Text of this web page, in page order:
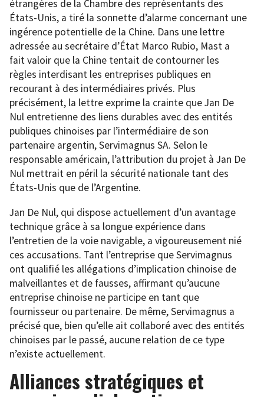
étrangères de la Chambre des représentants des
États-Unis, a tiré la sonnette d’alarme concernant une
ingérence potentielle de la Chine. Dans une lettre
adressée au secrétaire d’État Marco Rubio, Mast a
fait valoir que la Chine tentait de contourner les
règles interdisant les entreprises publiques en
recourant à des intermédiaires privés. Plus
précisément, la lettre exprime la crainte que Jan De
Nul entretienne des liens durables avec des entités
publiques chinoises par l’intermédiaire de son
partenaire argentin, Servimagnus SA. Selon le
responsable américain, l’attribution du projet à Jan De
Nul mettrait en péril la sécurité nationale tant des
États-Unis que de l’Argentine.
Jan De Nul, qui dispose actuellement d’un avantage
technique grâce à sa longue expérience dans
l’entretien de la voie navigable, a vigoureusement nié
ces accusations. Tant l’entreprise que Servimagnus
ont qualifié les allégations d’implication chinoise de
malveillantes et de fausses, affirmant qu’aucune
entreprise chinoise ne participe en tant que
fournisseur ou partenaire. De même, Servimagnus a
précisé que, bien qu’elle ait collaboré avec des entités
chinoises par le passé, aucune relation de ce type
n’existe actuellement.
Alliances stratégiques et